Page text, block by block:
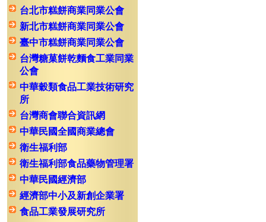
台北市糕餅商業同業公會
新北市糕餅商業同業公會
臺中市糕餅商業同業公會
台灣糖菓餅乾麵食工業同業
公會
中華穀類食品工業技術研究
所
台灣商會聯合資訊網
中華民國全國商業總會
衛生福利部
衛生福利部食品藥物管理署
中華民國經濟部
經濟部中小及新創企業署
食品工業發展研究所